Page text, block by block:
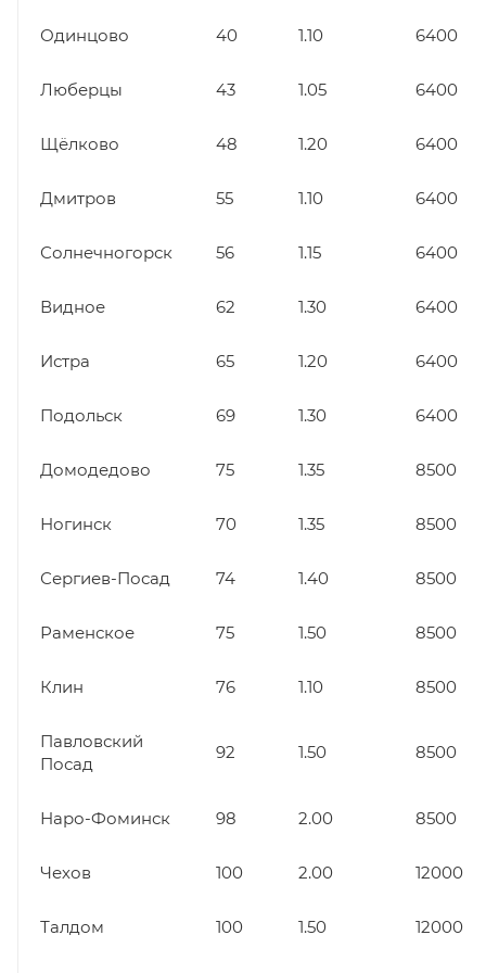
Одинцово 40 1.10 6400
Люберцы 43 1.05 6400
Щёлково 48 1.20 6400
Дмитров 55 1.10 6400
Солнечногорск 56 1.15 6400
Видное 62 1.30 6400
Истра 65 1.20 6400
Подольск 69 1.30 6400
Домодедово 75 1.35 8500
Ногинск 70 1.35 8500
Сергиев-Посад 74 1.40 8500
Раменское 75 1.50 8500
Клин 76 1.10 8500
Павловский
Посад
92 1.50 8500
Наро-Фоминск 98 2.00 8500
Чехов 100 2.00 12000
Талдом 100 1.50 12000